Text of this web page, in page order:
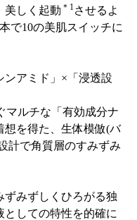
美しく起動 ＊1 させるよ
で10の美肌スイッチに
ンアミド」×「浸透設
マルチな「有効成分ナ
想を得た、生体模倣(バ
計で角質層のすみずみ
ずみずしくひろがる独
としての特性を的確に